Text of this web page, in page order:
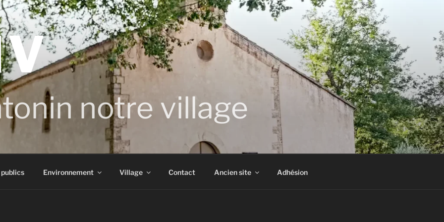
notre village
Environnement Village Contact Ancien site Adhésion